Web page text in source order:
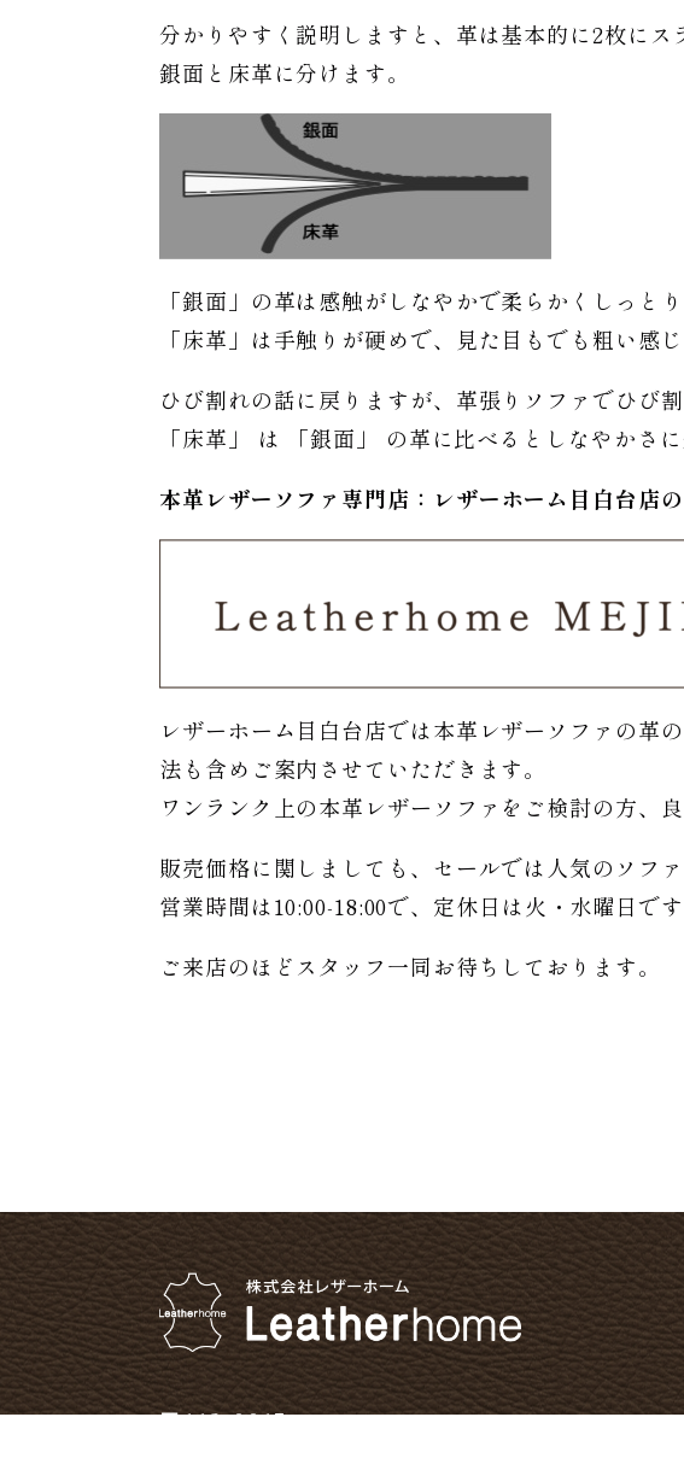
分かりやすく説明しますと、革は基本的に2枚にス
銀面と床革に分けます。
「銀面」の革は感触がしなやかで柔らかくしっと
「床革」は手触りが硬めで、見た目もでも粗い感じ
ひび割れの話に戻りますが、革張りソファでひび
「床革」 は 「銀面」 の革に比べるとしなやかさ
本革レザーソファ専門店：レザーホーム 目白台店
レザーホーム目白台店では本革レザーソファの革
法も含めご案内させていただきます。
ワンランク上の本革レザーソファをご検討の方、
販売価格に関しましても、セールでは人気のソフ
営業時間は10:00-18:00で、定休日は火・水曜日です
ご来店のほどスタッフ一同お待ちしております。
〒112-0015